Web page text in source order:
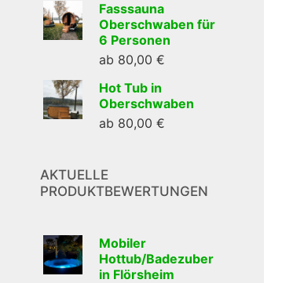
Fasssauna
Oberschwaben für
6 Personen
ab 80,00€
Hot Tub in
Oberschwaben
ab 80,00€
AKTUELLE
PRODUKTBEWERTUNGEN
Mobiler
Hottub/Badezuber
in Flörsheim